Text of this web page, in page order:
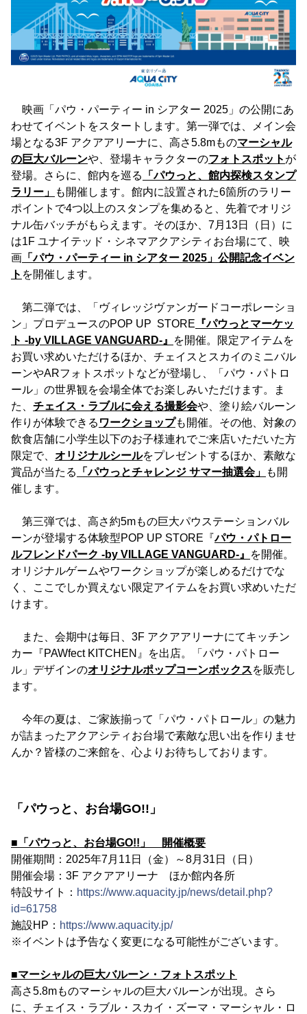
映画「パウ・パーティー in シアター 2025」の公開にあ
わせてイベントをスタートします。第一弾では、メイン会
場となる3F アクアアリーナに、高さ5.8mものマーシャル
の巨大バルーンや、登場キャラクターのフォトスポット が
登場。さらに、館内を巡る
「パウっと、館内探検スタンプ
ラリー」
も開催します。館内に設置された6箇所のラリー
ポイントで4つ以上のスタンプを集めると、先着でオリジ
ナル缶バッチがもらえます。そのほか、7月13日（日）に
は1F ユナイテッド・シネマアクアシティお台場にて、映
画 「パウ・パーティー in シアター 2025」公開記念イベン
ト を開催します。
第二弾では、「ヴィレッジヴァンガードコーポレーショ
ン」プロデュースのPOP UP STORE 『パウっとマーケッ
ト -by VILLAGE VANGUARD-』
を開催。限定アイテムを
お買い求めいただけるほか、チェイスとスカイのミニバル
ーンやARフォトスポットなどが登場し、「パウ・パトロ
ール」の世界観を会場全体でお楽しみいただけます。ま
た、 チェイス・ラブルに会える撮影会や、塗り絵バルーン
作りが体験できる ワークショップも開催。その他、対象の
飲食店舗に小学生以下のお子様連れでご来店いただいた方
限定で、 オリジナルシールをプレゼントするほか、素敵な
賞品が当たる
「パウっとチャレンジ サマー抽選会」
も開
催します。
第三弾では、高さ約5mもの巨大パウステーションバル
ーンが登場する体験型POP UP STORE『パウ・パトロー
ルフレンドパーク -by VILLAGE VANGUARD-』
を開催。
オリジナルゲームやワークショップが楽しめるだけでな
く、ここでしか買えない限定アイテムをお買い求めいただ
けます。
また、会期中は毎日、3F アクアアリーナにてキッチン
カー『PAWfect KITCHEN』を出店。「パウ・パトロー
ル」デザインのオリジナルポップコーンボックスを販売し
ます。
今年の夏は、ご家族揃って「パウ・パトロール」の魅力
が詰まったアクアシティお台場で素敵な思い出を作りませ
んか？皆様のご来館を、心よりお待ちしております。
「パウっと、お台場GO!!」
■「パウっと、お台場GO!!」 開催概要
開催期間：2025年7月11日（金）～8月31日（日）
開催会場：3F アクアアリーナ ほか館内各所
特設サイト： https://www.aquacity.jp/news/detail.php?
id=61758
施設HP： https://www.aquacity.jp/
※イベントは予告なく変更になる可能性がございます。
■マーシャルの巨大バルーン・フォトスポット
高さ5.8mものマーシャルの巨大バルーンが出現。さら
に、チェイス・ラブル・スカイ・ズーマ・マーシャル・ロ